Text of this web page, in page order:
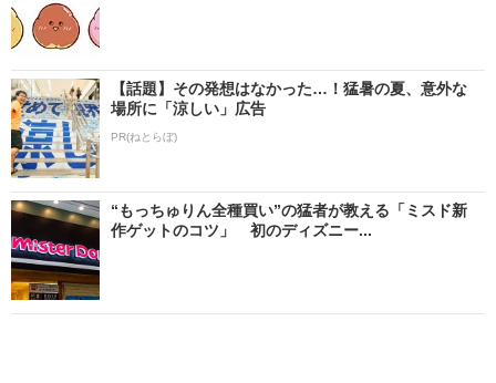
【話題】その発想はなかった…！猛暑の夏、意外な
場所に「涼しい」広告
PR(ねとらぼ)
“もっちゅりん全種買い”の猛者が教える「ミスド新
作ゲットのコツ」 初のディズニー...